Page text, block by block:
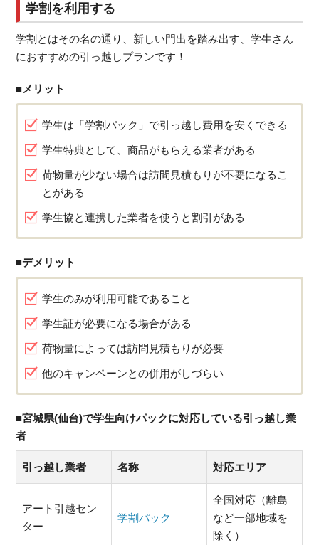
学割を利用する
学割とはその名の通り、新しい門出を踏み出す、学生さん
におすすめの引っ越しプランです！
■メリット
学生は「学割パック」で引っ越し費用を安くできる
学生特典として、商品がもらえる業者がある
荷物量が少ない場合は訪問見積もりが不要になるこ
とがある
学生協と連携した業者を使うと割引がある
■デメリット
学生のみが利用可能であること
学生証が必要になる場合がある
荷物量によっては訪問見積もりが必要
他のキャンペーンとの併用がしづらい
■宮城県(仙台)で学生向けパックに対応している引っ越し業
者
引っ越し業者 名称 対応エリア
アート引越セン
ター
学割パック
全国対応（離島
など一部地域を
除く）